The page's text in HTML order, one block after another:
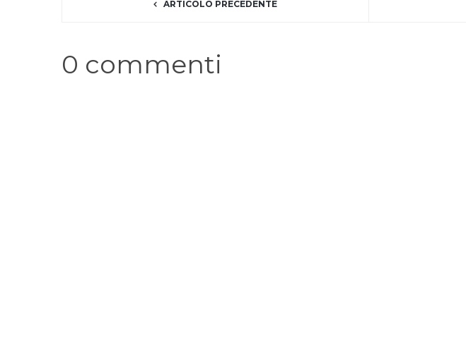
ARTICOLO PRECEDENTE
0 commenti